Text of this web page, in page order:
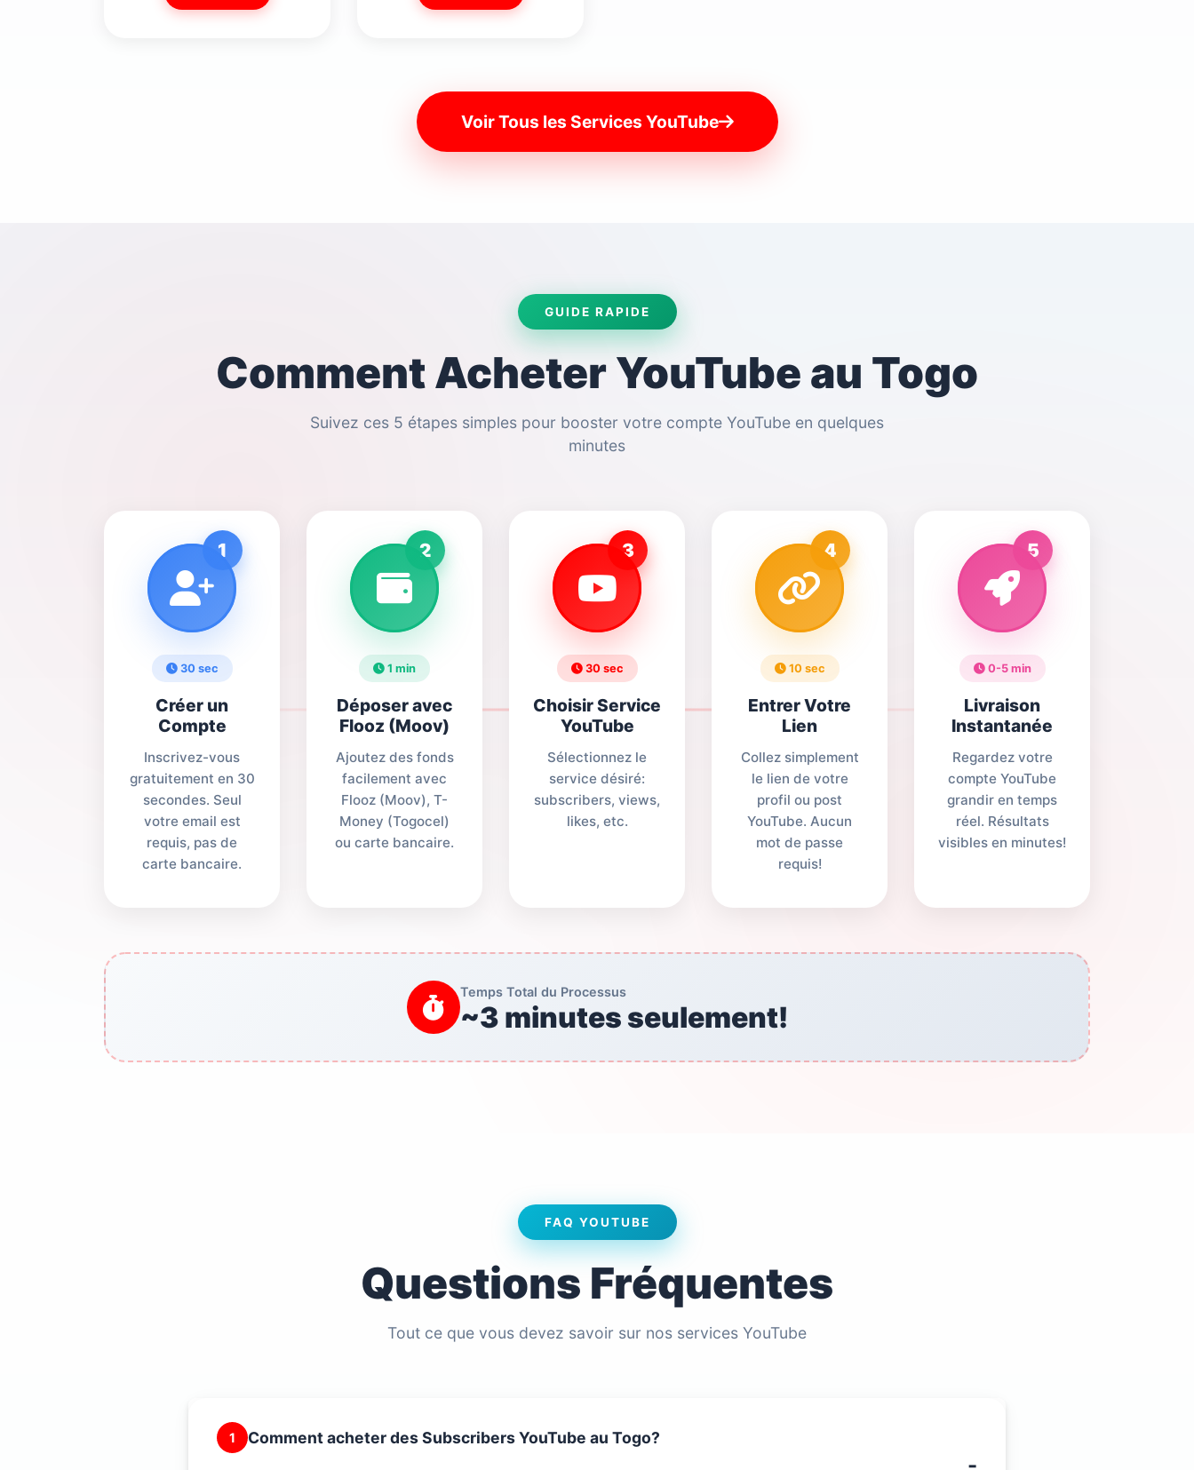
Voir Tous les Services YouTube
GUIDE RAPIDE
Comment Acheter YouTube au Togo
Suivez ces 5 étapes simples pour booster votre compte YouTube en quelques
minutes
1
30 sec
Créer un
Compte
Inscrivez-vous
gratuitement en 30
secondes. Seul
votre email est
requis, pas de
carte bancaire.
2
1 min
Déposer avec
Flooz (Moov)
Ajoutez des fonds
facilement avec
Flooz (Moov), T-
Money (Togocel)
ou carte bancaire.
3
30 sec
Choisir Service
YouTube
Sélectionnez le
service désiré:
subscribers, views,
likes, etc.
4
10 sec
Entrer Votre
Lien
Collez simplement
le lien de votre
profil ou post
YouTube. Aucun
mot de passe
requis!
5
0-5 min
Livraison
Instantanée
Regardez votre
compte YouTube
grandir en temps
réel. Résultats
visibles en minutes!
Temps Total du Processus
~3 minutes seulement!
FAQ YOUTUBE
Questions Fréquentes
Tout ce que vous devez savoir sur nos services YouTube
1 Comment acheter des Subscribers YouTube au Togo?